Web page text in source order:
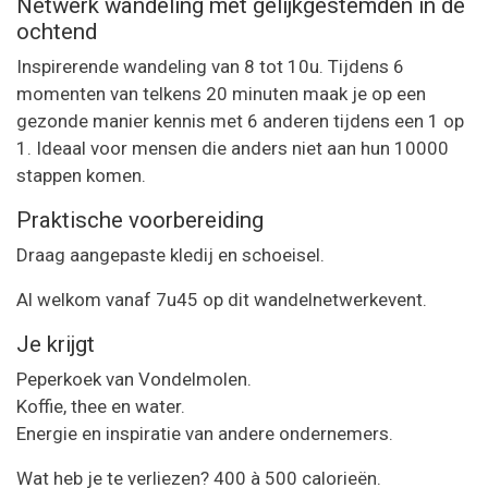
Netwerk wandeling met gelijkgestemden in de
ochtend
Inspirerende wandeling van 8 tot 10u. Tijdens 6
momenten van telkens 20 minuten maak je op een
gezonde manier kennis met 6 anderen tijdens een 1 op
1. Ideaal voor mensen die anders niet aan hun 10000
stappen komen.
Praktische voorbereiding
Draag aangepaste kledij en schoeisel.
Al welkom vanaf 7u45 op dit wandelnetwerkevent.
Je krijgt
Peperkoek van Vondelmolen.
Koffie, thee en water.
Energie en inspiratie van andere ondernemers.
Wat heb je te verliezen? 400 à 500 calorieën.